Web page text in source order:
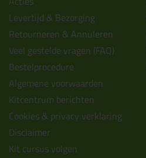
Levertijd & Bezorging
Retourneren & Annuleren
Veel gestelde vragen (FAQ)
Bestelprocedure
Algemene voorwaarden
Kitcentrum berichten
Cookies & privacy verklaring
Disclaimer
Kit cursus volgen